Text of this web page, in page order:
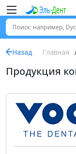
Назад Главная
Продукция